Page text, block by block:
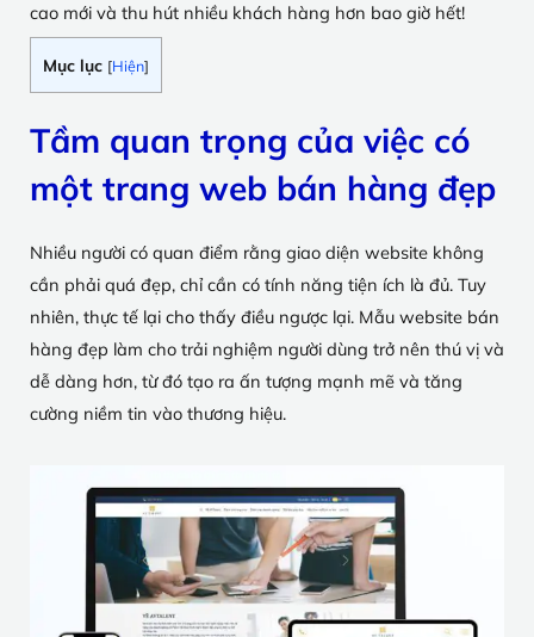
cao mới và thu hút nhiều khách hàng hơn bao giờ hết!
Mục lục [Hiện]
Tầm quan trọng của việc có
một trang web bán hàng đẹp
Nhiều người có quan điểm rằng giao diện website không
cần phải quá đẹp, chỉ cần có tính năng tiện ích là đủ. Tuy
nhiên, thực tế lại cho thấy điều ngược lại. Mẫu website bán
hàng đẹp làm cho trải nghiệm người dùng trở nên thú vị và
dễ dàng hơn, từ đó tạo ra ấn tượng mạnh mẽ và tăng
cường niềm tin vào thương hiệu.